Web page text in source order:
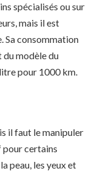
spécialisés ou sur
mais il est
Sa consommation
du modèle du
pour 1000 km.
il faut le manipuler
certains
peau, les yeux et